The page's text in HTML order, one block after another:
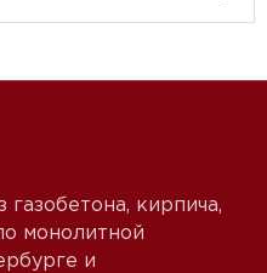
кирпича,
монолитной
и